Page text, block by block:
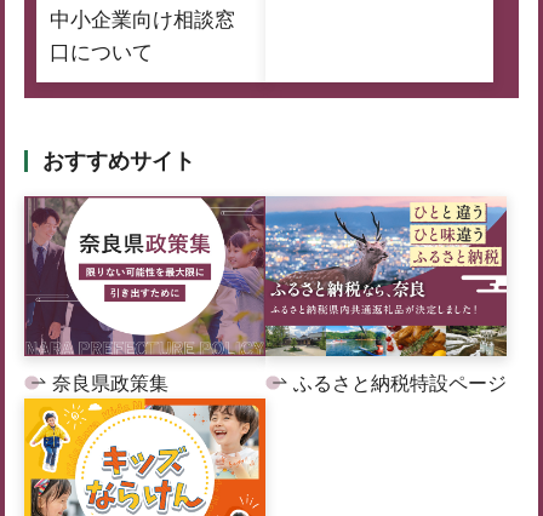
中小企業向け相談窓
口について
おすすめサイト
奈良県政策集 ふるさと納税特設ページ